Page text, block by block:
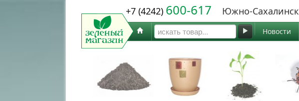
+7 (4242) 600-617 Южно-Сахалинск
Новости